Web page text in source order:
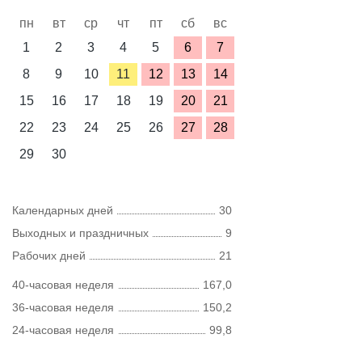
пн вт ср чт пт сб
вс
1
2 3 4 5 6
7
8
9 10 11 12 13
14
15
16 17 18 19 20
21
22
23 24 25 26 27
28
29
30
Календарных дней
30
Выходных и праздничных
9
Рабочих дней
21
40-часовая неделя
167,0
36-часовая неделя
150,2
24-часовая неделя
99,8